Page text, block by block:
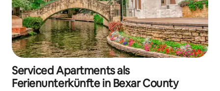
Serviced Apartments als
Ferienunterkünfte in Bexar County